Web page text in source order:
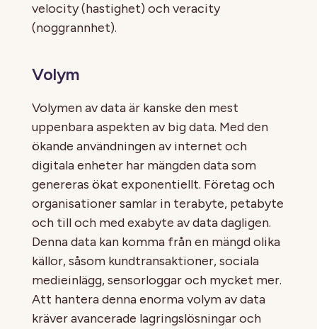
velocity (hastighet) och veracity
(noggrannhet).
Volym
Volymen av data är kanske den mest
uppenbara aspekten av big data. Med den
ökande användningen av internet och
digitala enheter har mängden data som
genereras ökat exponentiellt. Företag och
organisationer samlar in terabyte, petabyte
och till och med exabyte av data dagligen.
Denna data kan komma från en mängd olika
källor, såsom kundtransaktioner, sociala
medieinlägg, sensorloggar och mycket mer.
Att hantera denna enorma volym av data
kräver avancerade lagringslösningar och